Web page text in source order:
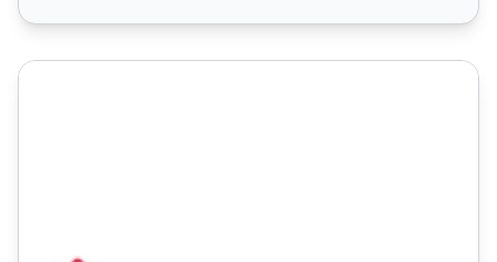
Kontakt z Działem Partnerskim EWaffiliates